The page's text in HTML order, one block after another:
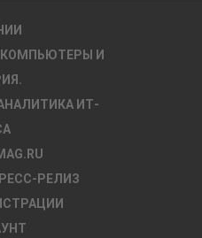
КОМПЬЮТЕРЫ И
АНАЛИТИКА ИТ-
РЕЛИЗ